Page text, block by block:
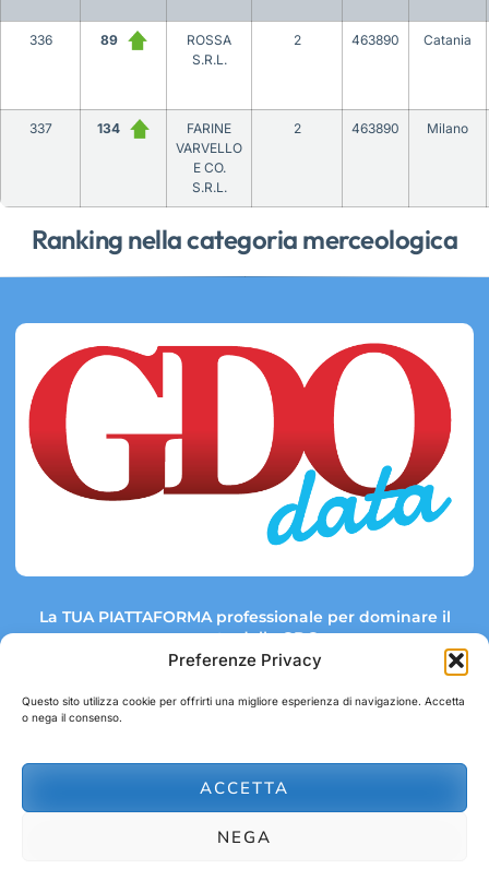
Preferenze Privacy
Questo sito utilizza cookie per offrirti una migliore esperienza di navigazione. Accetta
o nega il consenso.
ACCETTA
NEGA
Ranking nella categoria merceologica
336 89
ROSSA
S.R.L.
2 463890 Catania
337 134
FARINE
VARVELLO
E CO.
S.R.L.
2 463890 Milano
La TUA PIATTAFORMA professionale per dominare il
mercato della GDO.
Link rapidi:
abbonamenti@gdodata.it